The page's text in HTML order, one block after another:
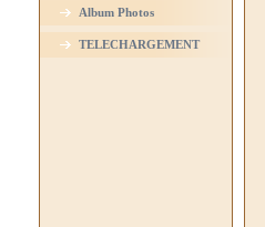
Album Photos
TELECHARGEMENT